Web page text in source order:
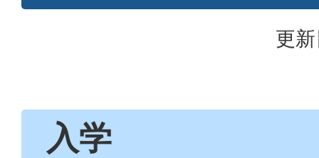
更
入学